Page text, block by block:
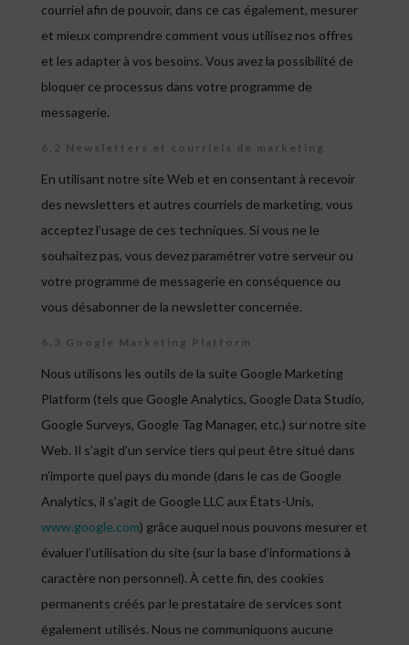
courriel afin de pouvoir, dans ce cas également, mesurer
et mieux comprendre comment vous utilisez nos offres
et les adapter à vos besoins. Vous avez la possibilité de
bloquer ce processus dans votre programme de
messagerie.
6.2 Newsletters et courriels de marketing
En utilisant notre site Web et en consentant à recevoir
des newsletters et autres courriels de marketing, vous
acceptez l’usage de ces techniques. Si vous ne le
souhaitez pas, vous devez paramétrer votre serveur ou
votre programme de messagerie en conséquence ou
vous désabonner de la newsletter concernée.
6.3 Google Marketing Platform
Nous utilisons les outils de la suite Google Marketing
Platform (tels que Google Analytics, Google Data Studio,
Google Surveys, Google Tag Manager, etc.) sur notre site
Web. Il s’agit d’un service tiers qui peut être situé dans
n’importe quel pays du monde (dans le cas de Google
Analytics, il s’agit de Google LLC aux États-Unis,
www.google.com) grâce auquel nous pouvons mesurer et
évaluer l’utilisation du site (sur la base d’informations à
caractère non personnel). À cette fin, des cookies
permanents créés par le prestataire de services sont
également utilisés. Nous ne communiquons aucune